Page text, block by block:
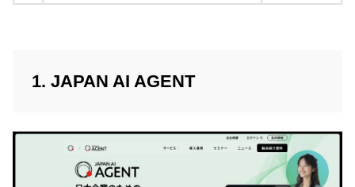
1. JAPAN AI AGENT